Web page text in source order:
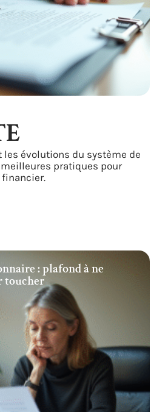
: plafond à ne
toucher
les évolutions du système de
pratiques pour